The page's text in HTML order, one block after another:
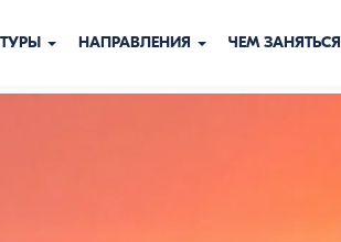
ТУРЫ НАПРАВЛЕНИЯ ЧЕМ ЗАНЯТЬСЯ